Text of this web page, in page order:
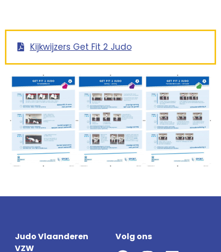
Kijkwijzers Get Fit 2 Judo
Judo Vlaanderen
VZW
Volg ons